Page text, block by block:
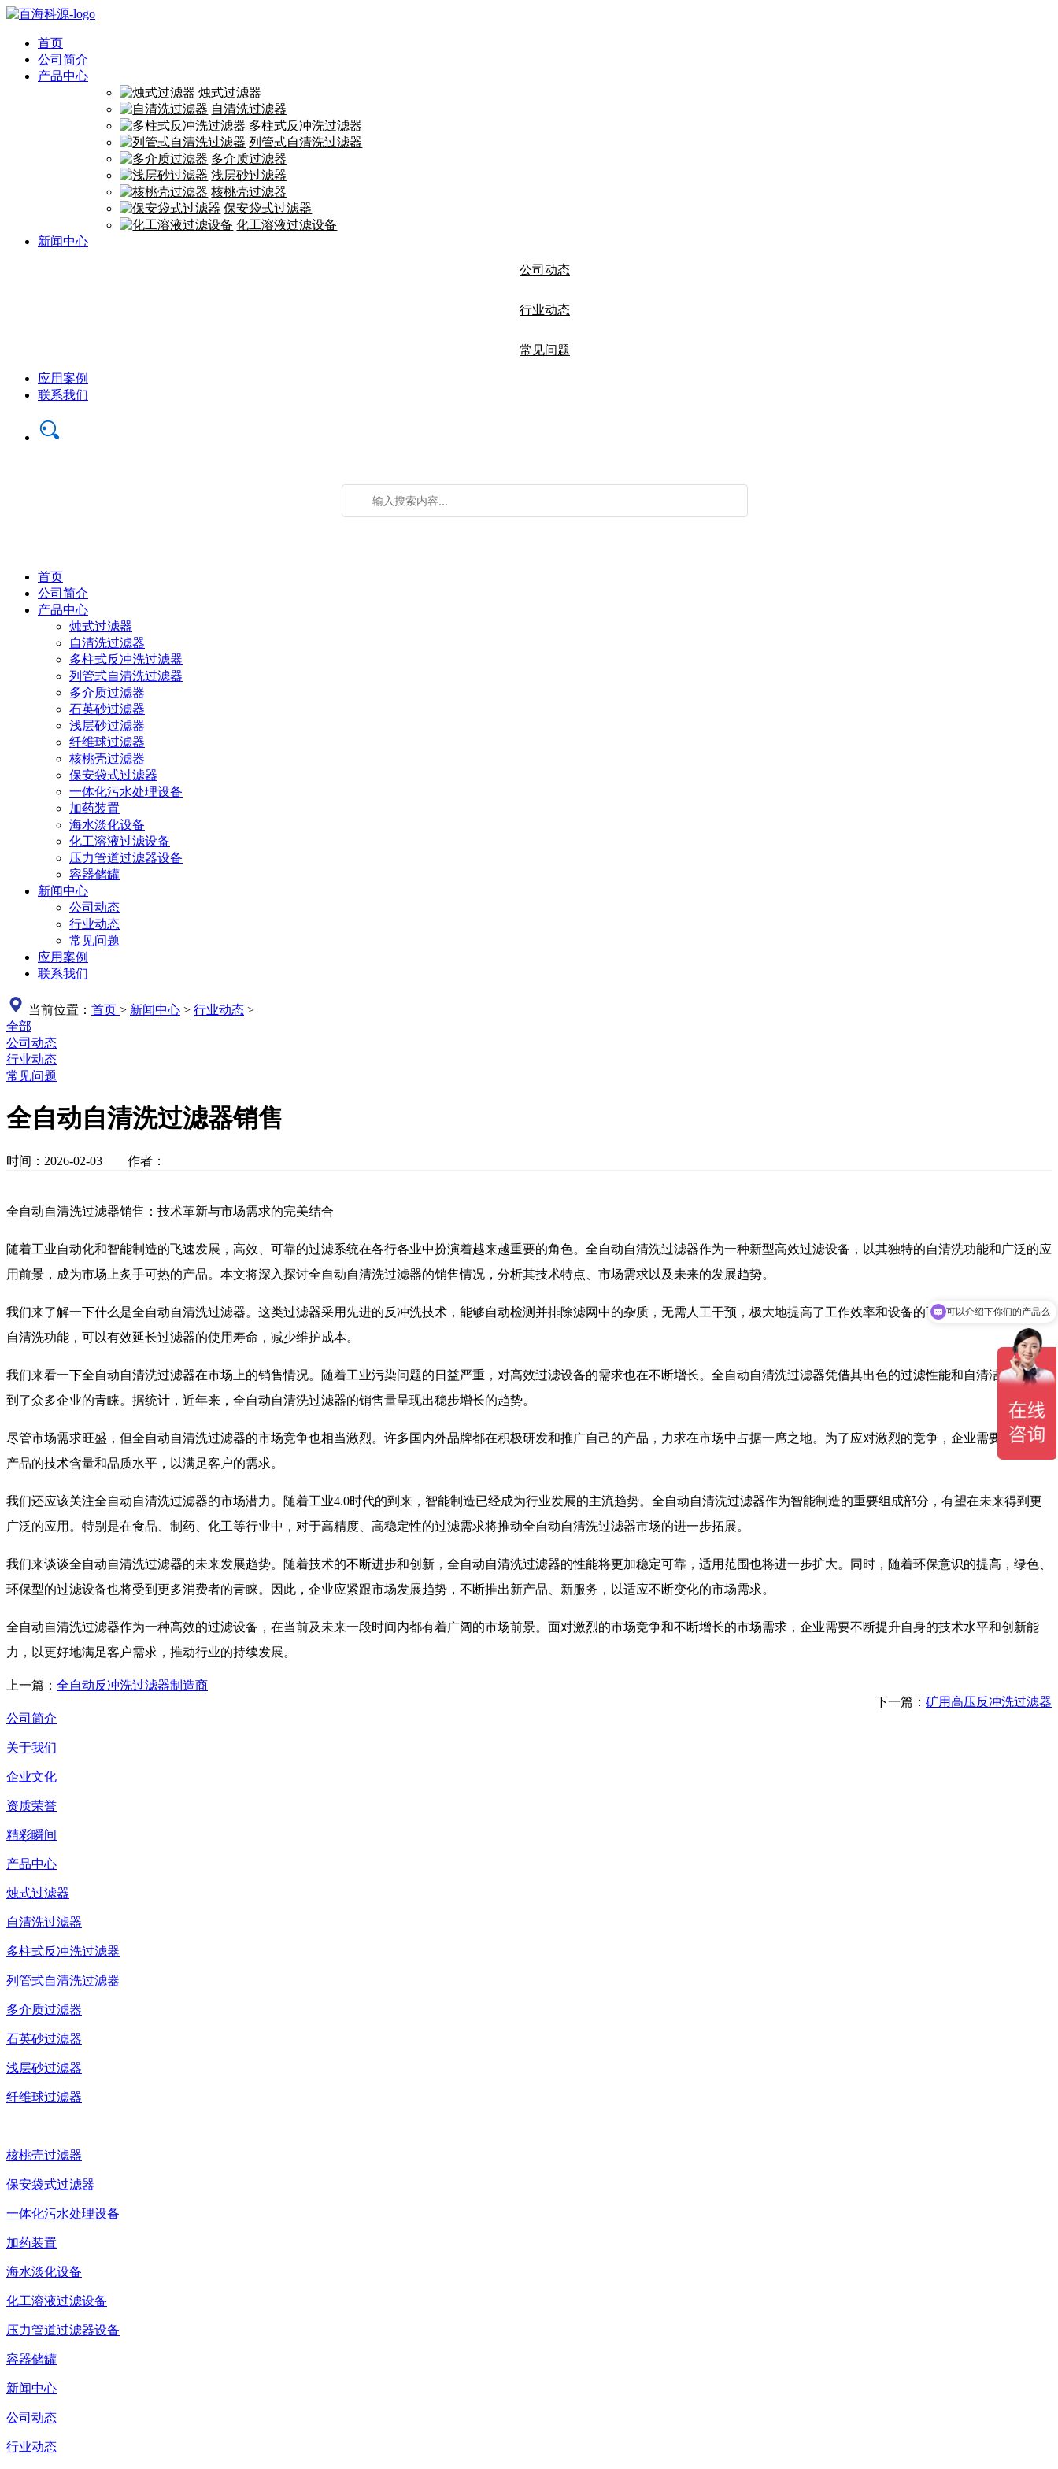
首页
公司简介
产品中心
烛式过滤器
自清洗过滤器
多柱式反冲洗过滤器
列管式自清洗过滤器
多介质过滤器
浅层砂过滤器
核桃壳过滤器
保安袋式过滤器
化工溶液过滤设备
新闻中心
公司动态
行业动态
常见问题
应用案例
联系我们
首页
公司简介
产品中心
烛式过滤器
自清洗过滤器
多柱式反冲洗过滤器
列管式自清洗过滤器
多介质过滤器
石英砂过滤器
浅层砂过滤器
纤维球过滤器
核桃壳过滤器
保安袋式过滤器
一体化污水处理设备
加药装置
海水淡化设备
化工溶液过滤设备
压力管道过滤器设备
容器储罐
新闻中心
公司动态
行业动态
常见问题
应用案例
联系我们
当前位置： 首页 > 新闻中心 > 行业动态 >
全部
公司动态
行业动态
常见问题
全自动自清洗过滤器销售
时间：2026-02-03 作者：
全自动自清洗过滤器销售：技术革新与市场需求的完美结合
随着工业自动化和智能制造的飞速发展，高效、可靠的过滤系统在各行各业中扮演着越来越重要的角色。全自动自清洗过滤器作为一种新型高效过滤设备，以其独特的自清洗功能和广泛的应
用前景，成为市场上炙手可热的产品。本文将深入探讨全自动自清洗过滤器的销售情况，分析其技术特点、市场需求以及未来的发展趋势。
我们来了解一下什么是全自动自清洗过滤器。这类过滤器采用先进的反冲洗技术，能够自动检测并排除滤网中的杂质，无需人工干预，极大地提高了工作效率和设备的可靠性。同时，由于其
自清洗功能，可以有效延长过滤器的使用寿命，减少维护成本。
我们来看一下全自动自清洗过滤器在市场上的销售情况。随着工业污染问题的日益严重，对高效过滤设备的需求也在不断增长。全自动自清洗过滤器凭借其出色的过滤性能和自清洁能力，受
到了众多企业的青睐。据统计，近年来，全自动自清洗过滤器的销售量呈现出稳步增长的趋势。
尽管市场需求旺盛，但全自动自清洗过滤器的市场竞争也相当激烈。许多国内外品牌都在积极研发和推广自己的产品，力求在市场中占据一席之地。为了应对激烈的竞争，企业需要不断提升
产品的技术含量和品质水平，以满足客户的需求。
我们还应该关注全自动自清洗过滤器的市场潜力。随着工业4.0时代的到来，智能制造已经成为行业发展的主流趋势。全自动自清洗过滤器作为智能制造的重要组成部分，有望在未来得到更
广泛的应用。特别是在食品、制药、化工等行业中，对于高精度、高稳定性的过滤需求将推动全自动自清洗过滤器市场的进一步拓展。
我们来谈谈全自动自清洗过滤器的未来发展趋势。随着技术的不断进步和创新，全自动自清洗过滤器的性能将更加稳定可靠，适用范围也将进一步扩大。同时，随着环保意识的提高，绿色、
环保型的过滤设备也将受到更多消费者的青睐。因此，企业应紧跟市场发展趋势，不断推出新产品、新服务，以适应不断变化的市场需求。
全自动自清洗过滤器作为一种高效的过滤设备，在当前及未来一段时间内都有着广阔的市场前景。面对激烈的市场竞争和不断增长的市场需求，企业需要不断提升自身的技术水平和创新能
力，以更好地满足客户需求，推动行业的持续发展。
上一篇： 全自动反冲洗过滤器制造商
下一篇： 矿用高压反冲洗过滤器
公司简介
关于我们
企业文化
资质荣誉
精彩瞬间
产品中心
烛式过滤器
自清洗过滤器
多柱式反冲洗过滤器
列管式自清洗过滤器
多介质过滤器
石英砂过滤器
浅层砂过滤器
纤维球过滤器
核桃壳过滤器
保安袋式过滤器
一体化污水处理设备
加药装置
海水淡化设备
化工溶液过滤设备
压力管道过滤器设备
容器储罐
新闻中心
公司动态
行业动态
你们是怎么收费的呢